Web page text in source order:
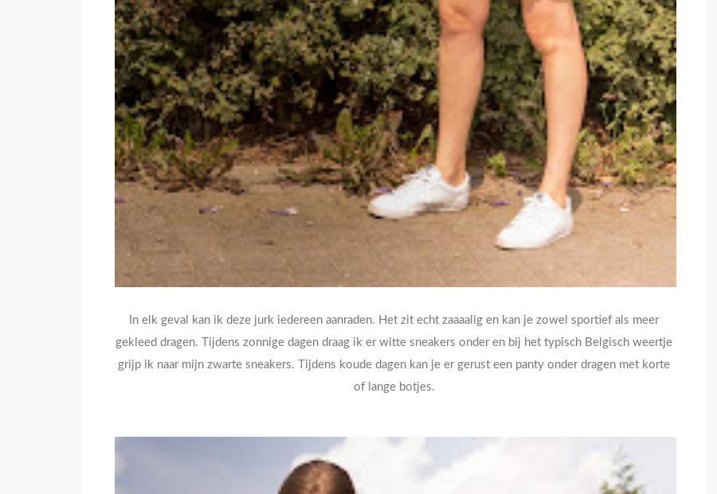
In elk geval kan ik deze jurk iedereen aanraden. Het zit echt zaaaalig en kan je zowel sportief als meer
gekleed dragen. Tijdens zonnige dagen draag ik er witte sneakers onder en bij het typisch Belgisch weertje
grijp ik naar mijn zwarte sneakers. Tijdens koude dagen kan je er gerust een panty onder dragen met korte
of lange botjes.